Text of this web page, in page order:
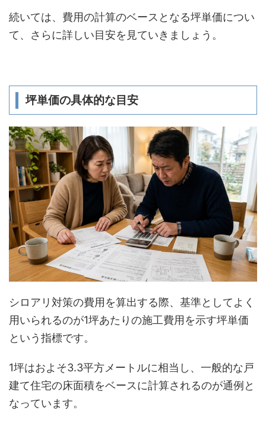
続いては、費用の計算のベースとなる坪単価につい
て、さらに詳しい目安を見ていきましょう。
坪単価の具体的な目安
シロアリ対策の費用を算出する際、基準としてよく
用いられるのが1坪あたりの施工費用を示す坪単価
という指標です。
1坪はおよそ3.3平方メートルに相当し、一般的な戸
建て住宅の床面積をベースに計算されるのが通例と
なっています。